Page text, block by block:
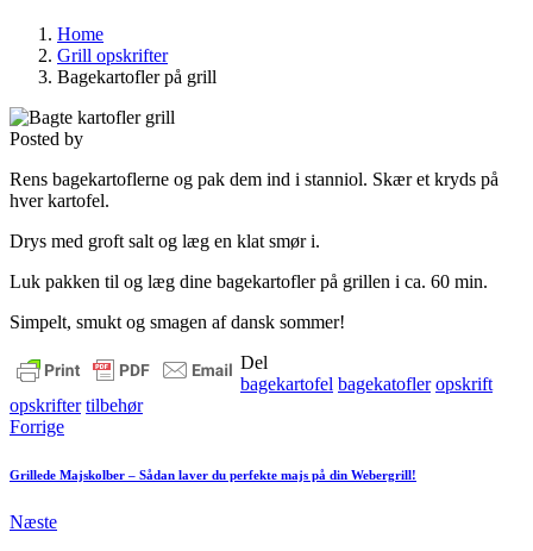
Home
Grill opskrifter
Bagekartofler på grill
Posted by
Rens bagekartoflerne og pak dem ind i stanniol. Skær et kryds på
hver kartofel.
Drys med groft salt og læg en klat smør i.
Luk pakken til og læg dine bagekartofler på grillen i ca. 60 min.
Simpelt, smukt og smagen af dansk sommer!
Del
bagekartofel bagekatofler opskrift
opskrifter tilbehør
Forrige
Grillede Majskolber – Sådan laver du perfekte majs på din Webergrill!
Næste